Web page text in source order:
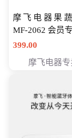
摩飞电器果
MF-2062 会员专享价268
元
399.00
摩飞电器